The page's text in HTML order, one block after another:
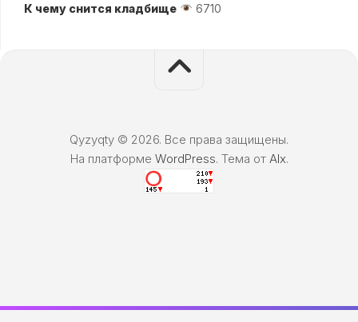
К чему снится кладбище
6710
Qyzyqty © 2026. Все права защищены.
На платформе WordPress. Тема от Alx.